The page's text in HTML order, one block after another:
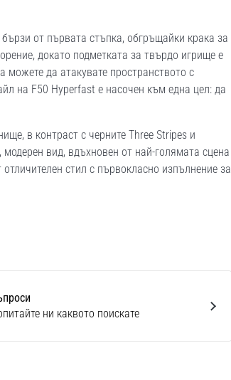
от първата стъпка, обгръщайки крака за
докато подметката за твърдо игрище е
можете да атакувате пространството с
на F50 Hyperfast е насочен към една цел: да
в контраст с черните Three Stripes и
вид, вдъхновен от най-голямата сцена
стил с първокласно изпълнение за
ни каквото поискате